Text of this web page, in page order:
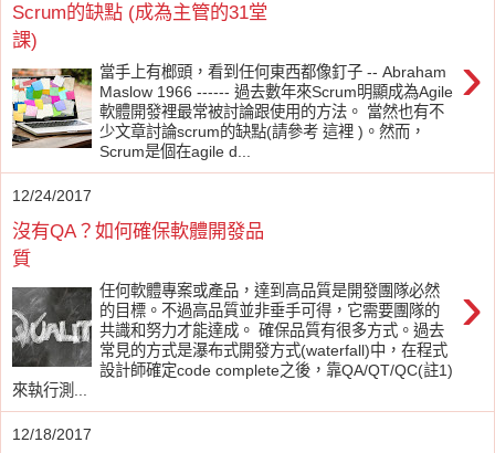
Scrum的缺點 (成為主管的31堂
課)
›
當手上有榔頭，看到任何東西都像釘子 -- Abraham
Maslow 1966 ------ 過去數年來Scrum明顯成為Agile
軟體開發裡最常被討論跟使用的方法。 當然也有不
少文章討論scrum的缺點(請參考 這裡 )。然而，
Scrum是個在agile d...
12/24/2017
沒有QA？如何確保軟體開發品
質
›
任何軟體專案或產品，達到高品質是開發團隊必然
的目標。不過高品質並非垂手可得，它需要團隊的
共識和努力才能達成。 確保品質有很多方式。過去
常見的方式是瀑布式開發方式(waterfall)中，在程式
設計師確定code complete之後，靠QA/QT/QC(註1)
來執行測...
12/18/2017